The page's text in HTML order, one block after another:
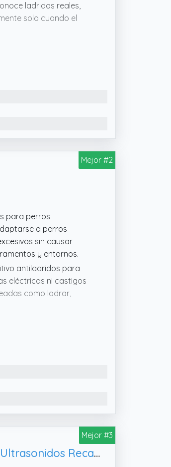
ladridos reales,
solo cuando el
ultrasonidos
2 emisores
mayor
botones intuitivos
sala, jardín, perrera,
Mejor #2
para perros
a perros
sin causar
y entornos.
antiladridos para
eléctricas ni castigos
como ladrar,
perros puede
este ahuyentador
al aire libre. Una
y fiable en
anti ladridos para
Ideal para el
en cualquier situación.Mejor #3
COODAY Ahuyentador de Perros Potente, Impermeable - Antiladridos para Perros Ultrasonidos Recargable/Interiores/Exteriores